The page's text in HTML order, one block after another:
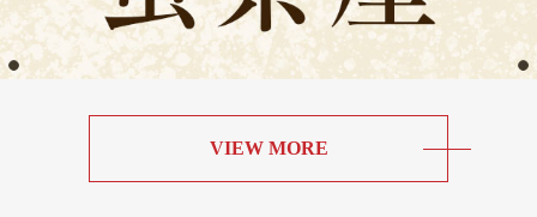
VIEW MORE